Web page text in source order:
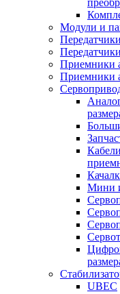
Модули и
Приемники
Приемники
Мини
UBEC